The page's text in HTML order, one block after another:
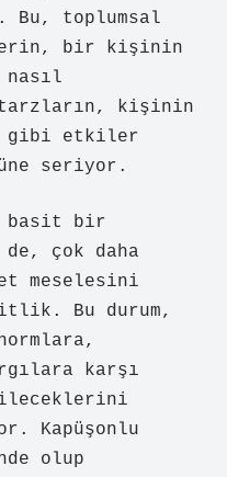
Bu, toplumsal
bir kişinin
tarzların, kişinin
gibi etkiler
seriyor.
basit bir
çok daha
meselesini
Bu durum,
karşı
Kapüşonlu
olup